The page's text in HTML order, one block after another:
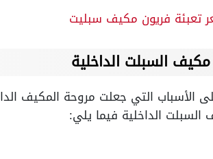
تعبئة فريون مكيف سبليت
السبلت الداخلية
الأسباب التي جعلت مروحة المكيف
الداخلية فيما يلي: